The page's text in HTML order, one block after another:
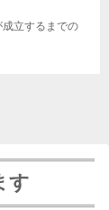
立するまでの
す